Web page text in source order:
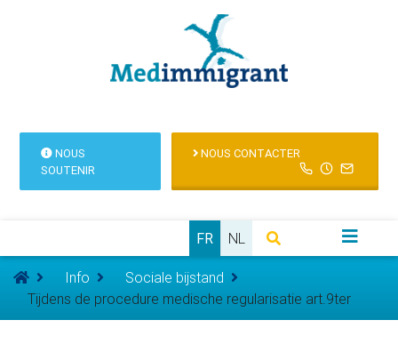
NOUS
SOUTENIR
NOUS CONTACTER
FR NL
Info
Sociale bijstand
Tijdens de procedure medische regularisatie art.9ter